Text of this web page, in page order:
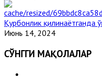
Қурбонлик қилинаётганда
Июнь 14, 2024
СЎНГГИ МАҚОЛАЛАР